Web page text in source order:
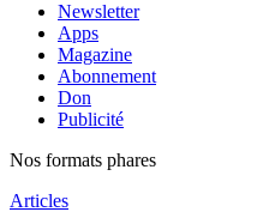
Newsletter
Apps
Magazine
Abonnement
Don
Publicité
Nos formats phares
Articles